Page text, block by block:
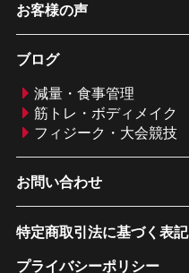
お客様の声
ブログ
減量・食事管理
筋トレ・ボディメイク
フィジーク・大会競技
お問い合わせ
特定商取引法に基づく表記
プライバシーポリシー